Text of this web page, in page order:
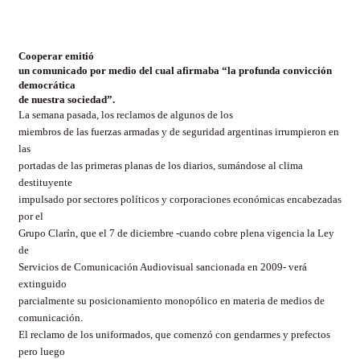
Cooperar emitió
un comunicado por medio del cual afirmaba “la profunda convicción
democrática
de nuestra sociedad”.
La semana pasada, los reclamos de algunos de los
miembros de las fuerzas armadas y de seguridad argentinas irrumpieron en
las
portadas de las primeras planas de los diarios, sumándose al clima
destituyente
impulsado por sectores políticos y corporaciones económicas encabezadas
por el
Grupo Clarín, que el 7 de diciembre -cuando cobre plena vigencia la Ley
de
Servicios de Comunicación Audiovisual sancionada en 2009- verá
extinguido
parcialmente su posicionamiento monopólico en materia de medios de
comunicación.
El reclamo de los uniformados, que comenzó con gendarmes y prefectos
pero luego